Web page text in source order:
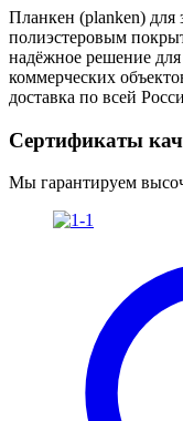
Планкен (planken) для
полиэстеровым
надёжное решение
коммерческих
доставка по всей
Сертификаты
Мы гарантируем